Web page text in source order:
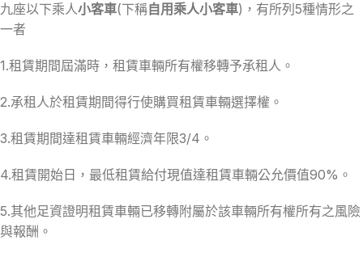
九座以下乘人小客車(下稱自用乘人小客車)，有所列5種情形之
一者
1.租賃期間屆滿時，租賃車輛所有權移轉予承租人。
2.承租人於租賃期間得行使購買租賃車輛選擇權。
3.租賃期間達租賃車輛經濟年限3/4。
4.租賃開始日，最低租賃給付現值達租賃車輛公允價值90%。
5.其他足資證明租賃車輛已移轉附屬於該車輛所有權所有之風險
與報酬。